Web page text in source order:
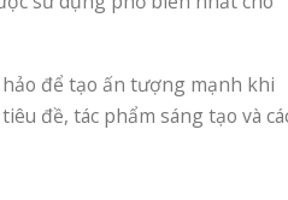
để tạo ấn tượng mạnh khi
đề, tác phẩm sáng tạo và